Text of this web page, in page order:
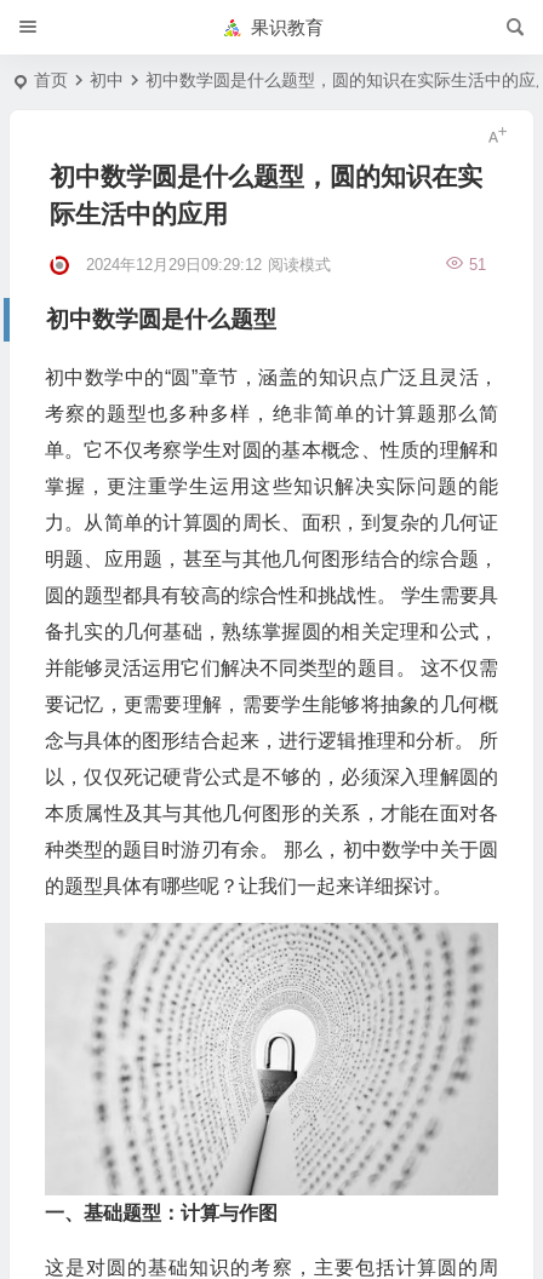
果识教育
首页 初中 初中数学圆是什么题型，圆的知识在实际生活中的应
初中数学圆是什么题型，圆的知识在实
际生活中的应用
2024年12月29日09:29:12 51
阅读模式
初中数学圆是什么题型
初中数学中的“圆”章节，涵盖的知识点广泛且灵活，
考察的题型也多种多样，绝非简单的计算题那么简
单。它不仅考察学生对圆的基本概念、性质的理解和
掌握，更注重学生运用这些知识解决实际问题的能
力。从简单的计算圆的周长、面积，到复杂的几何证
明题、应用题，甚至与其他几何图形结合的综合题，
圆的题型都具有较高的综合性和挑战性。 学生需要具
备扎实的几何基础，熟练掌握圆的相关定理和公式，
并能够灵活运用它们解决不同类型的题目。 这不仅需
要记忆，更需要理解，需要学生能够将抽象的几何概
念与具体的图形结合起来，进行逻辑推理和分析。 所
以，仅仅死记硬背公式是不够的，必须深入理解圆的
本质属性及其与其他几何图形的关系，才能在面对各
种类型的题目时游刃有余。 那么，初中数学中关于圆
的题型具体有哪些呢？让我们一起来详细探讨。
一、基础题型：计算与作图
这是对圆的基础知识的考察，主要包括计算圆的周